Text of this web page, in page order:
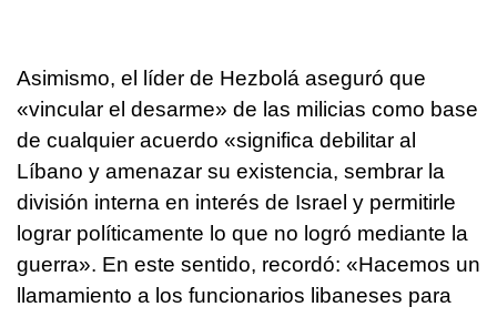
Asimismo, el líder de Hezbolá aseguró que
«vincular el desarme» de las milicias como base
de cualquier acuerdo «significa debilitar al
Líbano y amenazar su existencia, sembrar la
división interna en interés de Israel y permitirle
lograr políticamente lo que no logró mediante la
guerra». En este sentido, recordó: «Hacemos un
llamamiento a los funcionarios libaneses para